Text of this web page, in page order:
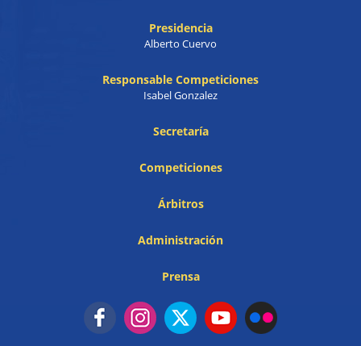
Presidencia
Alberto Cuervo
Responsable Competiciones
Isabel Gonzalez
Secretaría
Competiciones
Árbitros
Administración
Prensa